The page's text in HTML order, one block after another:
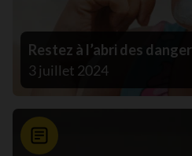
Restez à l’abri des
3 juillet 2024
Nouvelle